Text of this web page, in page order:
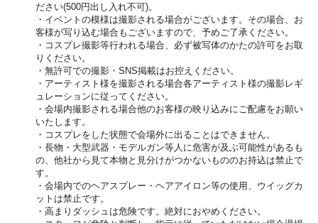
ださい(500円出し入れ不可)。
・イベントの模様は撮影される場合がございます。その場合、お
客様が写り込む場合もございますので、予めご了承ください。
・コスプレ撮影等行われる場合、必ず被写体のかたの許可をお取
りください。
・無許可での撮影・SNS掲載はお控えください。
・アーティスト様を撮影される場合各アーティスト様の撮影レギ
ュレーションに従ってください。
・会場内撮影される場合他のお客様の映り込みにご配慮をお願い
いたします。
・コスプレをした状態で会場外に出ることはできません。
・長物・大型武器・モデルガン等人に危害が及ぶ可能性があるも
の、他社から見て本物と見分けがつかないもののお持込は禁止で
す。
・会場内でのヘアスプレー・ヘアアイロン等の使用、ウイッグカ
ットは禁止です。
・高まりダッシュは危険です。絶対におやめください。